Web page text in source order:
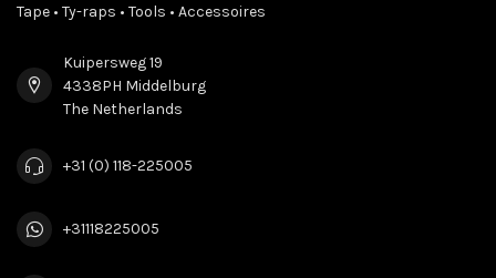
Tape • Ty-raps • Tools • Accessoires
Kuipersweg 19
4338PH Middelburg
The Netherlands
+31 (0) 118-225005
+31118225005